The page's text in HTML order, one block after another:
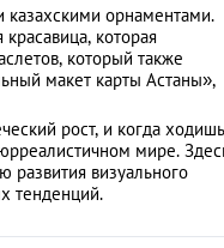
орнаментами.
которая
который также
макет карты Астаны»,
рост, и когда ходишь
мире.
развития визуального
тенденций.